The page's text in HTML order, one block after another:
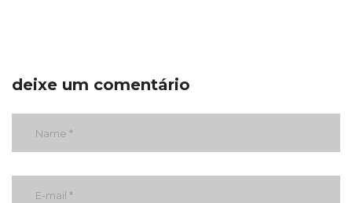
deixe um comentário